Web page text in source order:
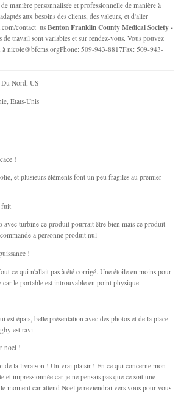
manière personnalisée et professionnelle de manière à
aux besoins des clients, des valeurs, et d'aller
contact_usBenton Franklin County Medical Society -
de travail sont variables et sur rendez-vous. Vous pouvez
ànicole@bfcms.orgPhone: 509-943-8817Fax: 509-943-
Nord, US
États-Unis
!
et plusieurs éléments font un peu fragiles au premier
fuit
avec turbine ce produit pourrait être bien mais ce produit
a personne produit nul
!
ce qui n'allait pas à été corrigé. Une étoile en moins pour
le portable est introuvable en point physique.
est épais, belle présentation avec des photos et de la place
est ravi.
noel !
de la livraison ! Un vrai plaisir ! En ce qui concerne mon
et impressionnée car je ne pensais pas que ce soit une
moment car attend Noël je reviendrai vers vous pour vous